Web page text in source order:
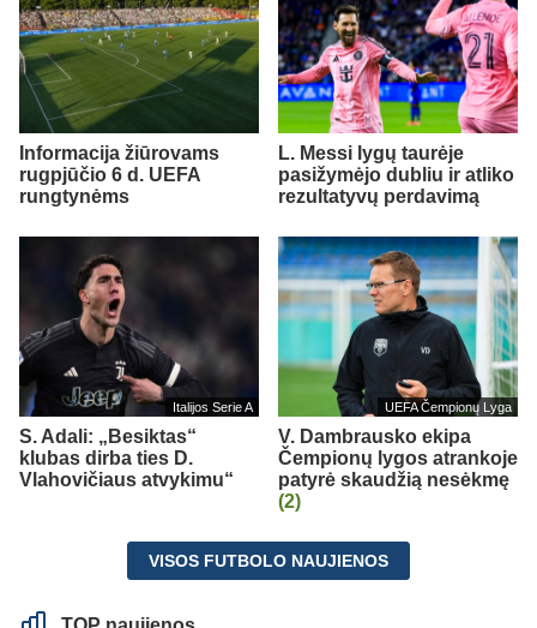
Informacija žiūrovams
rugpjūčio 6 d. UEFA
rungtynėms
L. Messi lygų taurėje
pasižymėjo dubliu ir atliko
rezultatyvų perdavimą
Italijos Serie A
S. Adali: „Besiktas“
klubas dirba ties D.
Vlahovičiaus atvykimu“
UEFA Čempionų Lyga
V. Dambrausko ekipa
Čempionų lygos atrankoje
patyrė skaudžią nesėkmę
(2)
VISOS FUTBOLO NAUJIENOS